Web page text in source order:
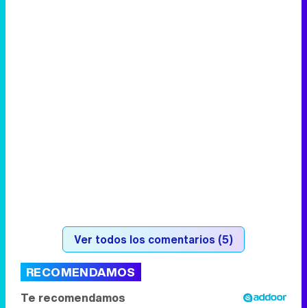
Ver todos los comentarios (5)
RECOMENDAMOS